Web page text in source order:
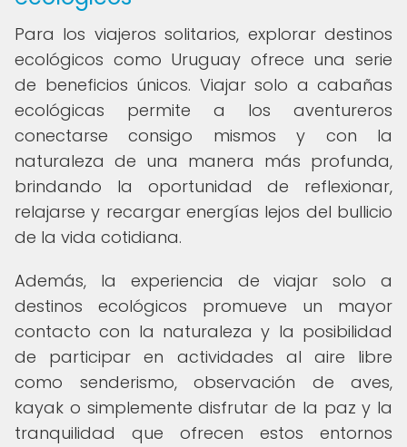
Para los viajeros solitarios, explorar destinos
ecológicos como Uruguay ofrece una serie
de beneficios únicos. Viajar solo a cabañas
ecológicas permite a los aventureros
conectarse consigo mismos y con la
naturaleza de una manera más profunda,
brindando la oportunidad de reflexionar,
relajarse y recargar energías lejos del bullicio
de la vida cotidiana.
Además, la experiencia de viajar solo a
destinos ecológicos promueve un mayor
contacto con la naturaleza y la posibilidad
de participar en actividades al aire libre
como senderismo, observación de aves,
kayak o simplemente disfrutar de la paz y la
tranquilidad que ofrecen estos entornos